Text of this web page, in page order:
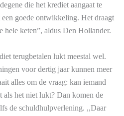
die het krediet aangaat te
goede ontwikkeling. Het draagt
hele keten”, aldus Den Hollander.
terugbetalen lukt meestal wel.
voor dertig jaar kunnen meer
alles om de vraag: kan iemand
als het niet lukt? Dan komen de
de schuldhulpverlening. ,,Daar